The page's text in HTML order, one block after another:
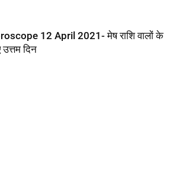
12 April 2021- मेष राशि वालों के
उत्तम दिन